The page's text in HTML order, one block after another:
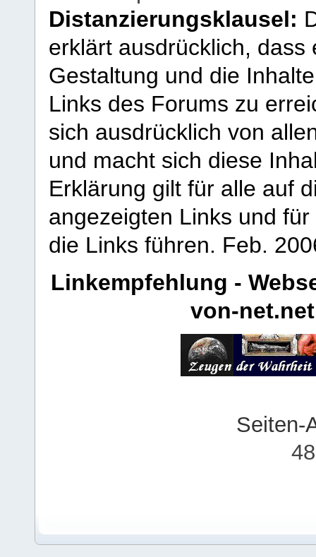
Distanzierungsklausel:
erklärt ausdrücklich,
Gestaltung und die
Links des Forums zu
sich ausdrücklich von
und macht sich diese
Erklärung gilt für alle auf
angezeigten Links und
die Links führen. Feb.
Linkempfehlung -
von-net.net
Seiten-